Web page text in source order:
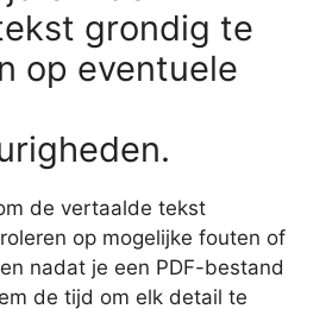
grondig te
op eventuele
de vertaalde tekst
op mogelijke fouten of
nadat je een PDF-bestand
de tijd om elk detail te